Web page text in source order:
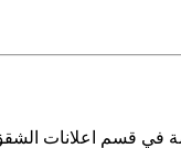
في قسم اعلانات